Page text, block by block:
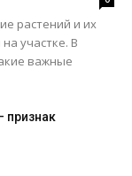
растений и их
участке. В
важные
признак